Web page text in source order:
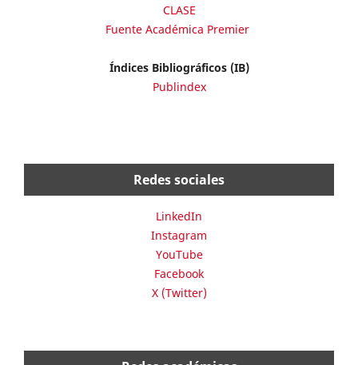
CLASE
Fuente Académica Premier
Índices Bibliográficos (IB)
Publindex
Redes sociales
LinkedIn
Instagram
YouTube
Facebook
X (Twitter)